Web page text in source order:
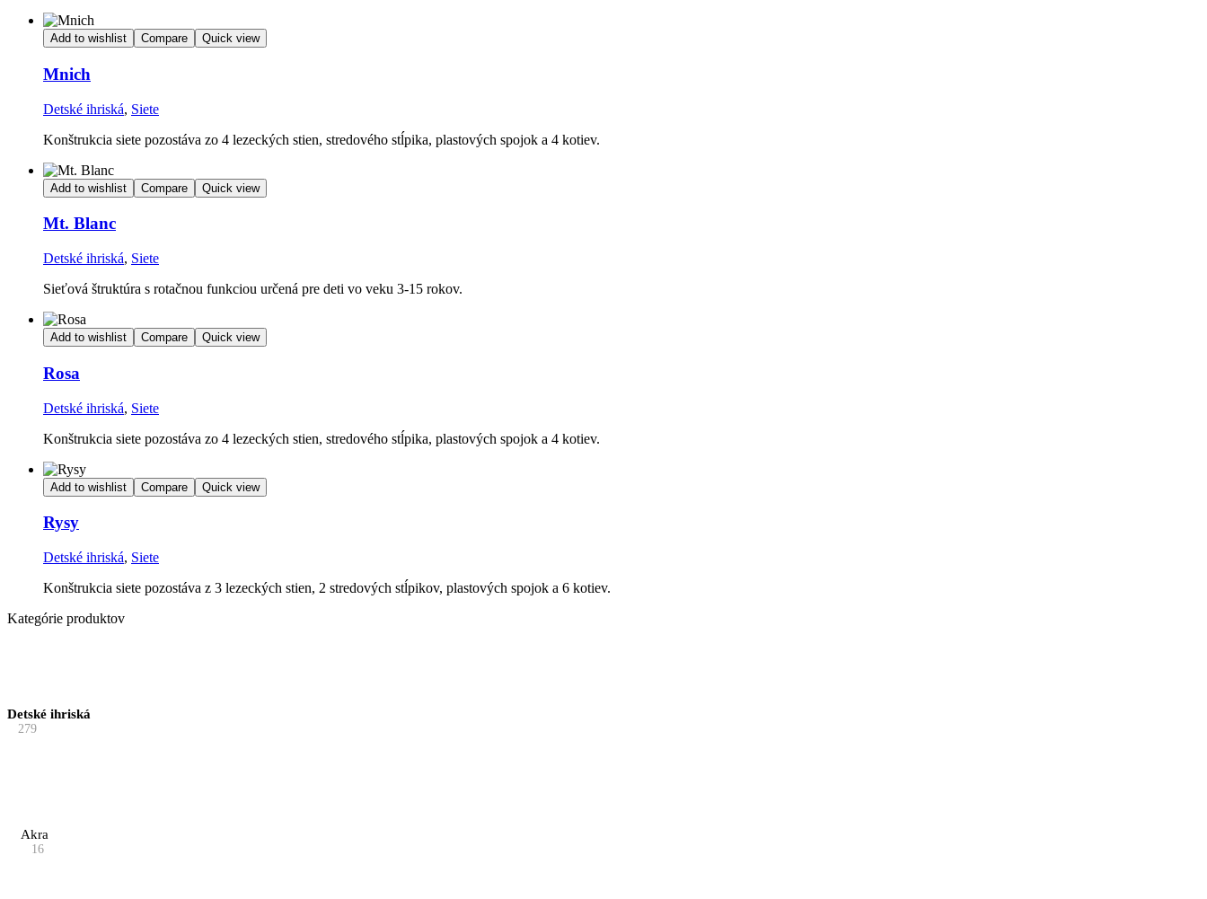
Add to wishlist Compare Quick view
Mnich
Detské ihriská, Siete
Konštrukcia siete pozostáva zo 4 lezeckých stien, stredového stĺpika, plastových spojok a 4 kotiev.
Add to wishlist Compare Quick view
Mt. Blanc
Detské ihriská, Siete
Sieťová štruktúra s rotačnou funkciou určená pre deti vo veku 3-15 rokov.
Add to wishlist Compare Quick view
Rosa
Detské ihriská, Siete
Konštrukcia siete pozostáva zo 4 lezeckých stien, stredového stĺpika, plastových spojok a 4 kotiev.
Add to wishlist Compare Quick view
Rysy
Detské ihriská, Siete
Konštrukcia siete pozostáva z 3 lezeckých stien, 2 stredových stĺpikov, plastových spojok a 6 kotiev.
Kategórie produktov
Detské ihriská
279
Akra
16